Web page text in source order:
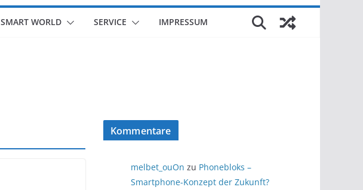
SMART WORLD SERVICE IMPRESSUM
Kommentare
melbet_ouOn zu Phonebloks –
Smartphone-Konzept der Zukunft?